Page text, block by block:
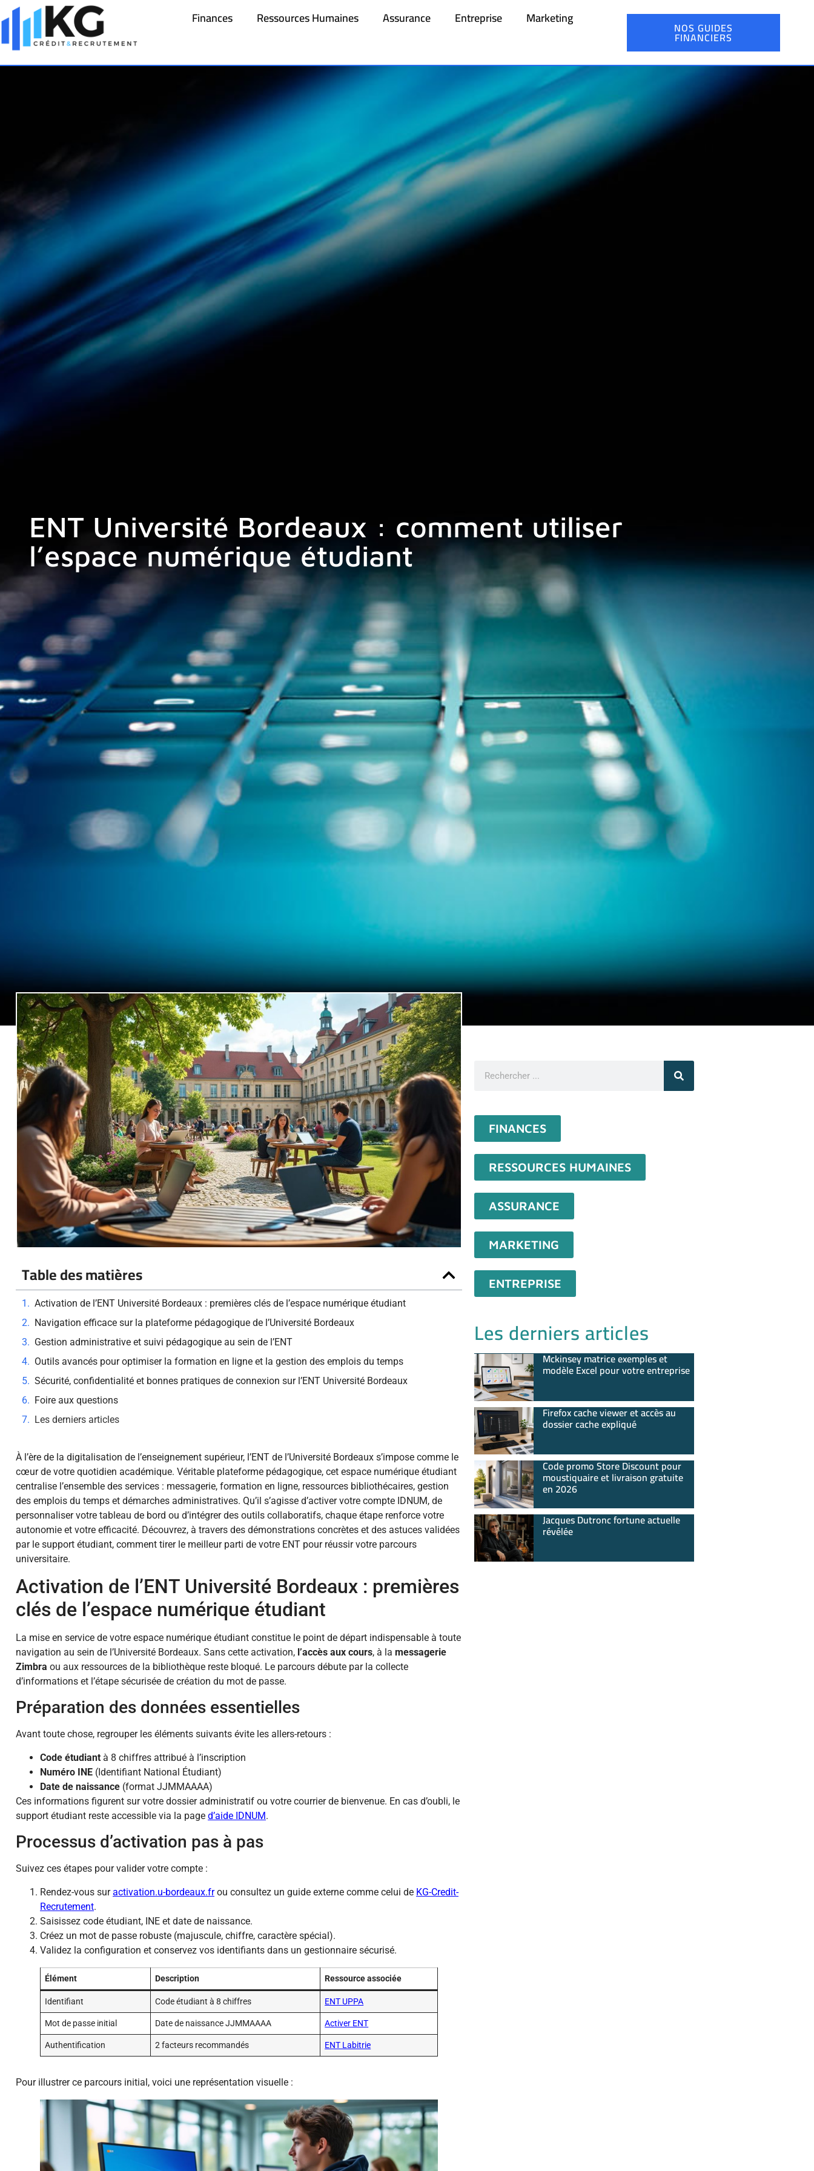
Finances Ressources Humaines Assurance Entreprise Marketing NOS GUIDES
FINANCIERS
ENT Université Bordeaux : comment utiliser
l’espace numérique étudiant
Table des matières
Activation de l’ENT Université Bordeaux : premières clés de l’espace numérique étudiant
Navigation efficace sur la plateforme pédagogique de l’Université Bordeaux
Gestion administrative et suivi pédagogique au sein de l’ENT
Outils avancés pour optimiser la formation en ligne et la gestion des emplois du temps
Sécurité, confidentialité et bonnes pratiques de connexion sur l’ENT Université Bordeaux
Foire aux questions
Les derniers articles
À l’ère de la digitalisation de l’enseignement supérieur, l’ENT de l’Université Bordeaux s’impose comme le
cœur de votre quotidien académique. Véritable plateforme pédagogique, cet espace numérique étudiant
centralise l’ensemble des services : messagerie, formation en ligne, ressources bibliothécaires, gestion
des emplois du temps et démarches administratives. Qu’il s’agisse d’activer votre compte IDNUM, de
personnaliser votre tableau de bord ou d’intégrer des outils collaboratifs, chaque étape renforce votre
autonomie et votre efficacité. Découvrez, à travers des démonstrations concrètes et des astuces validées
par le support étudiant, comment tirer le meilleur parti de votre ENT pour réussir votre parcours
universitaire.
Activation de l’ENT Université Bordeaux : premières
clés de l’espace numérique étudiant
La mise en service de votre espace numérique étudiant constitue le point de départ indispensable à toute
navigation au sein de l’Université Bordeaux. Sans cette activation, l’accès aux cours, à la messagerie
Zimbra ou aux ressources de la bibliothèque reste bloqué. Le parcours débute par la collecte
d’informations et l’étape sécurisée de création du mot de passe.
Préparation des données essentielles
Avant toute chose, regrouper les éléments suivants évite les allers-retours :
Code étudiant à 8 chiffres attribué à l’inscription
Numéro INE (Identifiant National Étudiant)
Date de naissance (format JJMMAAAA)
Ces informations figurent sur votre dossier administratif ou votre courrier de bienvenue. En cas d’oubli, le
support étudiant reste accessible via la page d’aide IDNUM.
Processus d’activation pas à pas
Suivez ces étapes pour valider votre compte :
Rendez-vous suractivation.u-bordeaux.frou consultez un guide externe comme celui de KG-Credit-
Recrutement.
Saisissez code étudiant, INE et date de naissance.
Créez un mot de passe robuste (majuscule, chiffre, caractère spécial).
Validez la configuration et conservez vos identifiants dans un gestionnaire sécurisé.
Élément Description Ressource associée
Identifiant Code étudiant à 8 chiffres ENT UPPA
Mot de passe initial Date de naissance JJMMAAAA Activer ENT
Authentification 2 facteurs recommandés ENT Labitrie
Pour illustrer ce parcours initial, voici une représentation visuelle :
FINANCES
RESSOURCES HUMAINES
ASSURANCE
MARKETING
ENTREPRISE
Les derniers articles
Mckinsey matrice exemples et
modèle Excel pour votre entreprise
Firefox cache viewer et accès au
dossier cache expliqué
Code promo Store Discount pour
moustiquaire et livraison gratuite
en 2026
Jacques Dutronc fortune actuelle
révélée